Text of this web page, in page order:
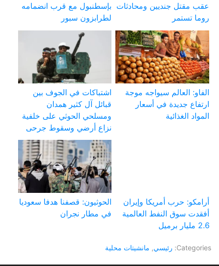
عقب مقتل جنديين ومحادثات
روما تستمر
بإسطنبول مع قرب انضمامه
لطرابزون سبور
الفاو: العالم سيواجه موجة
ارتفاع جديدة في أسعار
المواد الغذائية
اشتباكات في الجوف بين
قبائل آل كثير همدان
ومسلحي الحوثي على خلفية
نزاع أرضي وسقوط جرحى
أرامكو: حرب أمريكا وإيران
أفقدت سوق النفط العالمية
2.6 مليار برميل
الحوثيون: قصفنا هدفا سعوديا
في مطار نجران
Categories: رئيسي, مانشيتات محلية